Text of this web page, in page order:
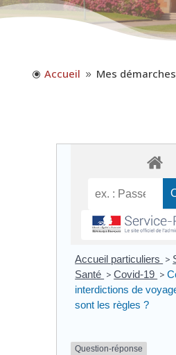
\ Accueil 9 Mes démarches
Accueil particuliers >
Santé > Covid-19 >
interdictions de
sont les règles ?
Question-réponse